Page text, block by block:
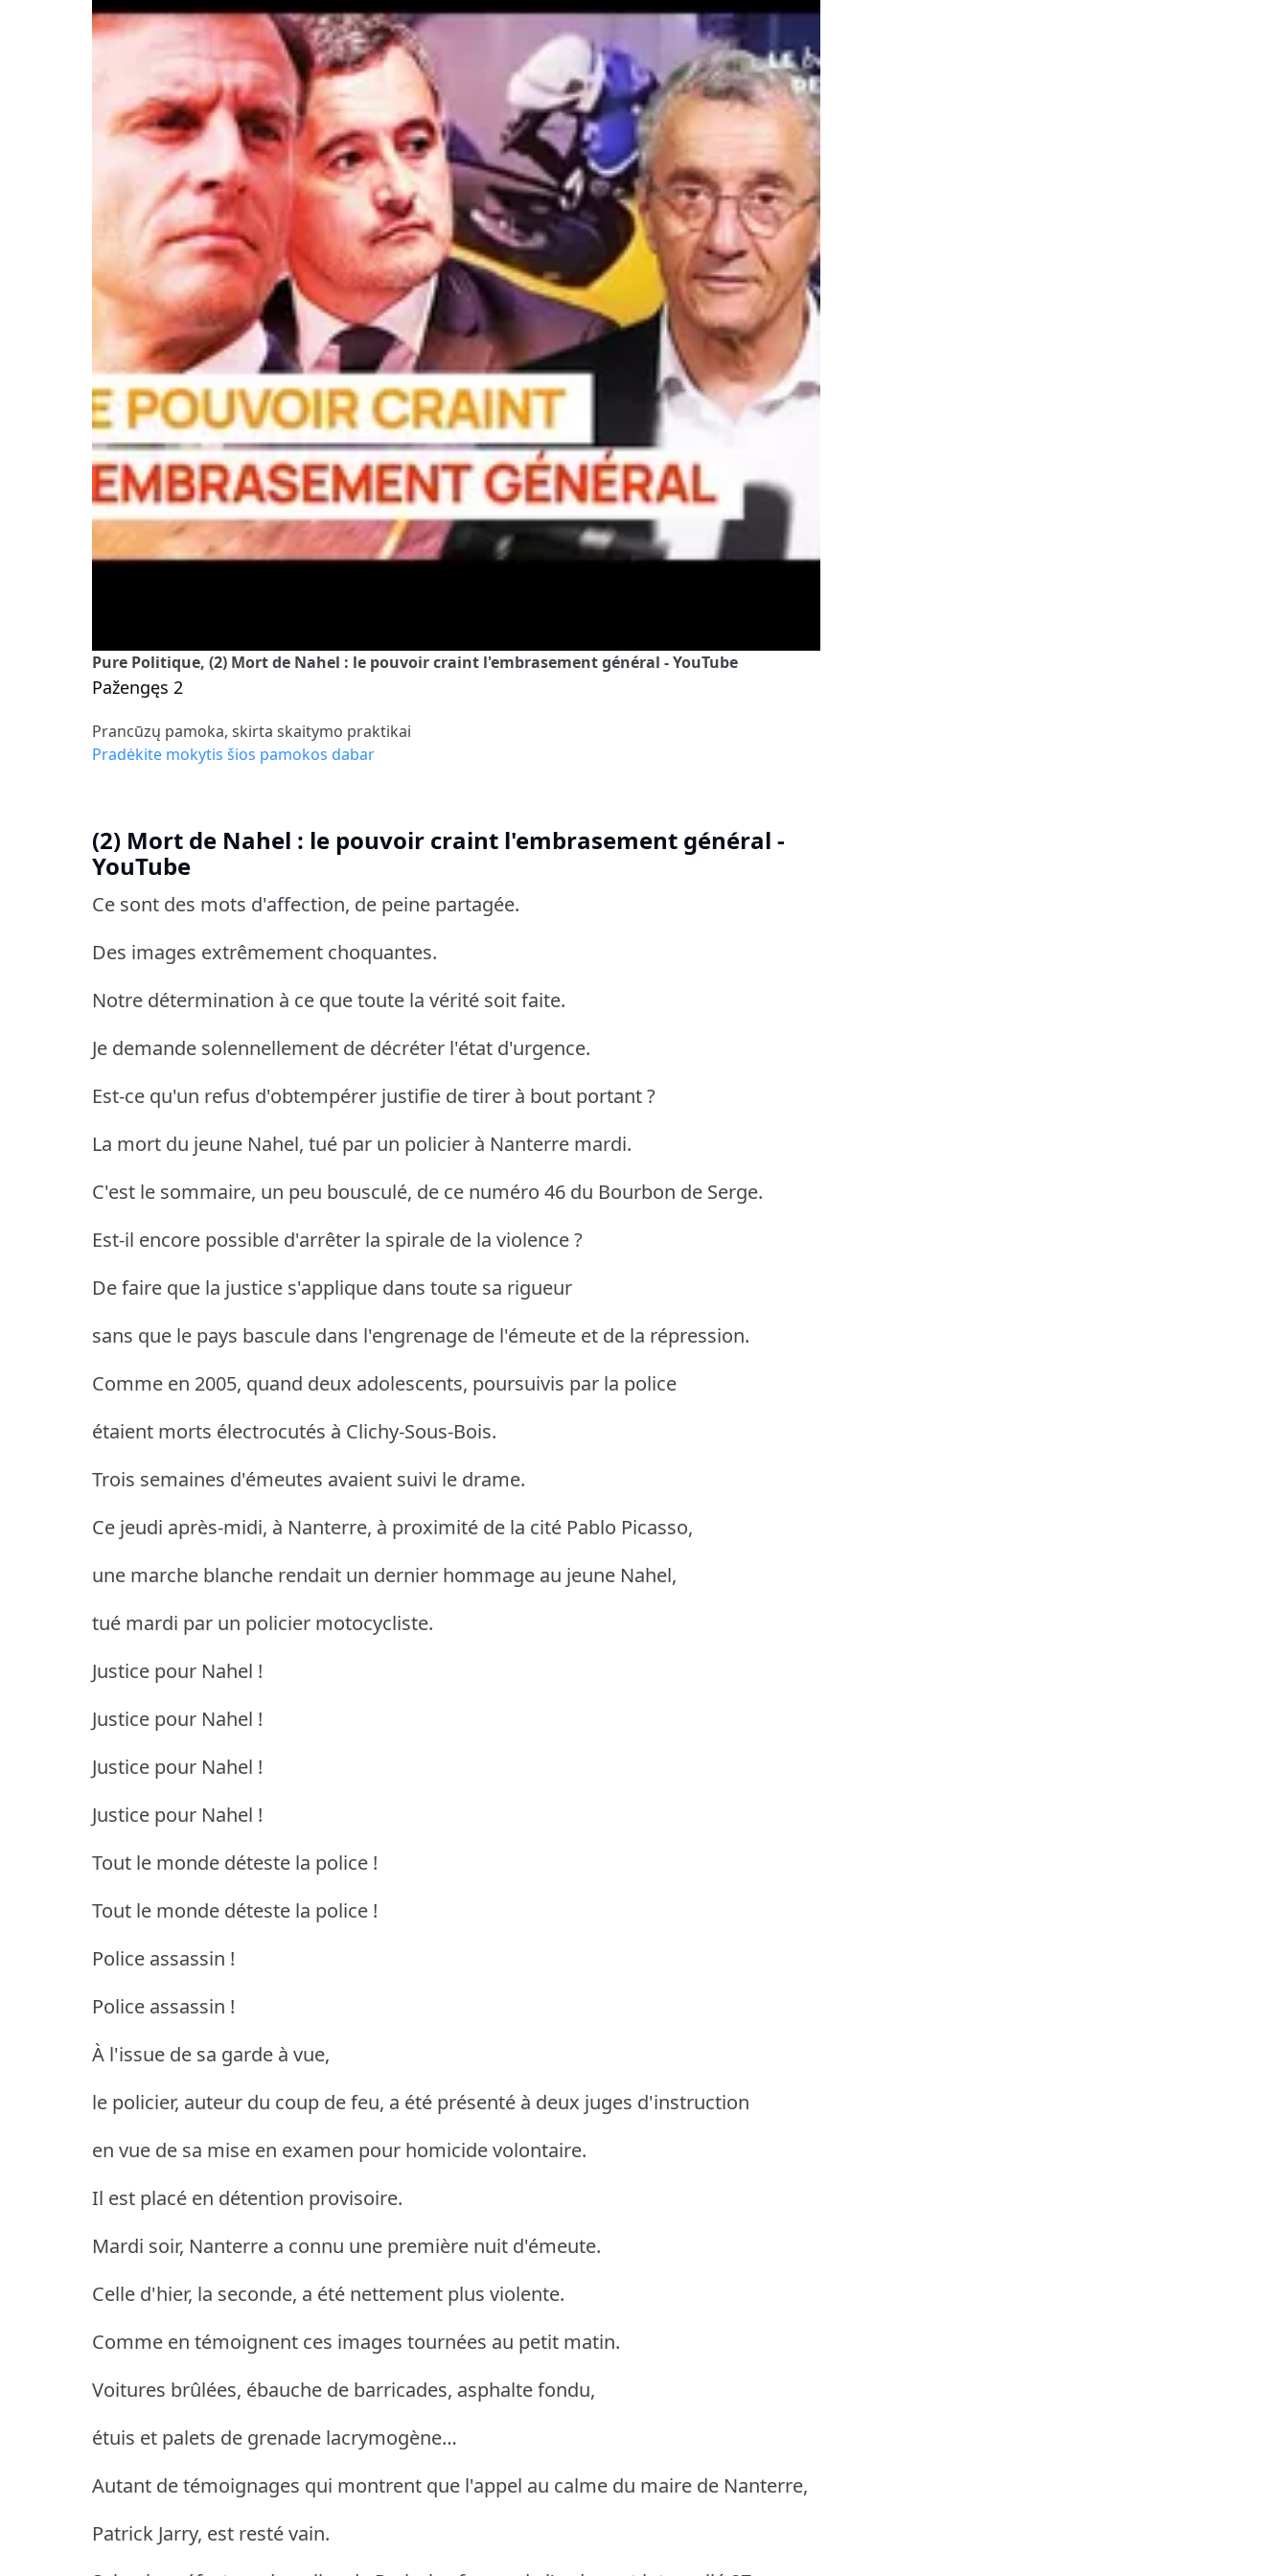
Pure Politique, (2) Mort de Nahel : le pouvoir craint l'embrasement général - YouTube
Pažengęs 2
Prancūzų pamoka, skirta skaitymo praktikai
Pradėkite mokytis šios pamokos dabar
(2) Mort de Nahel : le pouvoir craint l'embrasement général -
YouTube
Ce sont des mots d'affection, de peine partagée.
Des images extrêmement choquantes.
Notre détermination à ce que toute la vérité soit faite.
Je demande solennellement de décréter l'état d'urgence.
Est-ce qu'un refus d'obtempérer justifie de tirer à bout portant ?
La mort du jeune Nahel, tué par un policier à Nanterre mardi.
C'est le sommaire, un peu bousculé, de ce numéro 46 du Bourbon de Serge.
Est-il encore possible d'arrêter la spirale de la violence ?
De faire que la justice s'applique dans toute sa rigueur
sans que le pays bascule dans l'engrenage de l'émeute et de la répression.
Comme en 2005, quand deux adolescents, poursuivis par la police
étaient morts électrocutés à Clichy-Sous-Bois.
Trois semaines d'émeutes avaient suivi le drame.
Ce jeudi après-midi, à Nanterre, à proximité de la cité Pablo Picasso,
une marche blanche rendait un dernier hommage au jeune Nahel,
tué mardi par un policier motocycliste.
Justice pour Nahel !
Justice pour Nahel !
Justice pour Nahel !
Justice pour Nahel !
Tout le monde déteste la police !
Tout le monde déteste la police !
Police assassin !
Police assassin !
À l'issue de sa garde à vue,
le policier, auteur du coup de feu, a été présenté à deux juges d'instruction
en vue de sa mise en examen pour homicide volontaire.
Il est placé en détention provisoire.
Mardi soir, Nanterre a connu une première nuit d'émeute.
Celle d'hier, la seconde, a été nettement plus violente.
Comme en témoignent ces images tournées au petit matin.
Voitures brûlées, ébauche de barricades, asphalte fondu,
étuis et palets de grenade lacrymogène…
Autant de témoignages qui montrent que l'appel au calme du maire de Nanterre,
Patrick Jarry, est resté vain.